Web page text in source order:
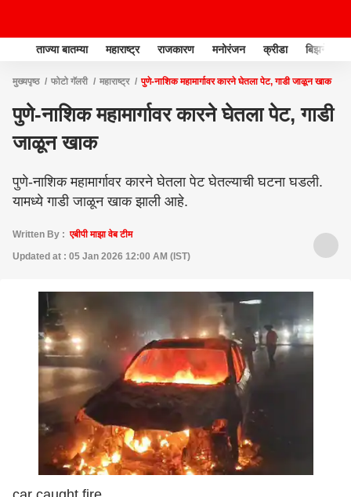
ताज्या बातम्या महाराष्ट्र राजकारण मनोरंजन क्रीडा बिझनेस
मुख्यपृष्ठ फोटो गॅलरी महाराष्ट्र पुणे-नाशिक महामार्गावर कारने घेतला पेट, गाडी जाळून खाक
पुणे-नाशिक महामार्गावर कारने घेतला पेट, गाडी
जाळून खाक
पुणे-नाशिक महामार्गावर कारने घेतला पेट घेतल्याची घटना घडली.
यामध्ये गाडी जाळून खाक झाली आहे.
Written By :एबीपी माझा वेब टीम
Updated at : 05 Jan 2026 12:00 AM (IST)